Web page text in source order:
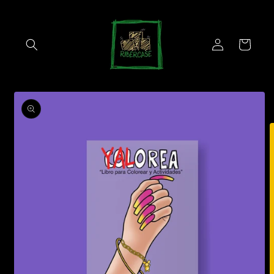
Log
in
Cart
Skip to
product
information